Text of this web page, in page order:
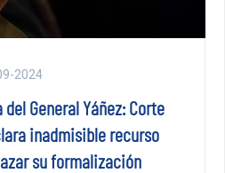
2024
General Yáñez: Corte
inadmisible recurso
su formalización